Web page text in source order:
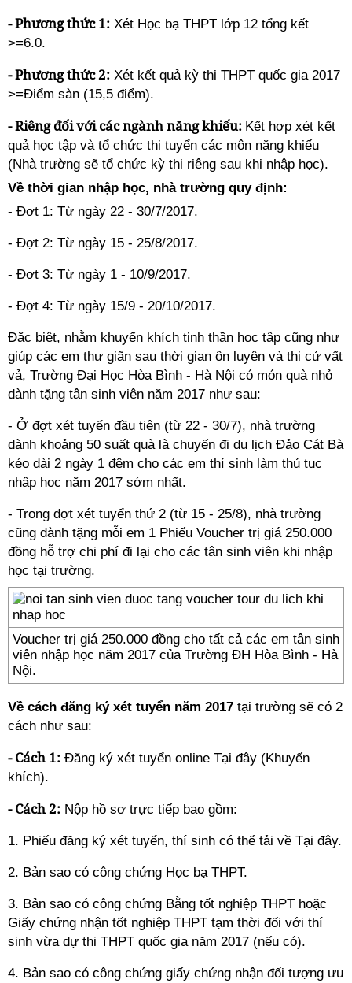
- Phương thức 1: Xét Học bạ THPT lớp 12 tổng kết
>=6.0.
- Phương thức 2: Xét kết quả kỳ thi THPT quốc gia 2017
>=Điểm sàn (15,5 điểm).
- Riêng đối với các ngành năng khiếu: Kết hợp xét kết
quả học tập và tổ chức thi tuyển các môn năng khiếu
(Nhà trường sẽ tổ chức kỳ thi riêng sau khi nhập học).
Về thời gian nhập học, nhà trường quy định:
- Đợt 1: Từ ngày 22 - 30/7/2017.
- Đợt 2: Từ ngày 15 - 25/8/2017.
- Đợt 3: Từ ngày 1 - 10/9/2017.
- Đợt 4: Từ ngày 15/9 - 20/10/2017.
Đặc biệt, nhằm khuyến khích tinh thần học tập cũng như
giúp các em thư giãn sau thời gian ôn luyện và thi cử vất
vả, Trường Đại Học Hòa Bình - Hà Nội có món quà nhỏ
dành tặng tân sinh viên năm 2017 như sau:
- Ở đợt xét tuyển đầu tiên (từ 22 - 30/7), nhà trường
dành khoảng 50 suất quà là chuyến đi du lịch Đảo Cát Bà
kéo dài 2 ngày 1 đêm cho các em thí sinh làm thủ tục
nhập học năm 2017 sớm nhất.
- Trong đợt xét tuyển thứ 2 (từ 15 - 25/8), nhà trường
cũng dành tặng mỗi em 1 Phiếu Voucher trị giá 250.000
đồng hỗ trợ chi phí đi lại cho các tân sinh viên khi nhập
học tại trường.
Voucher trị giá 250.000 đồng cho tất cả các em tân sinh
viên nhập học năm 2017 của Trường ĐH Hòa Bình - Hà
Nội.
Về cách đăng ký xét tuyển năm 2017 tại trường sẽ có 2
cách như sau:
- Cách 1: Đăng ký xét tuyển online Tại đây (Khuyến
khích).
- Cách 2: Nộp hồ sơ trực tiếp bao gồm:
1. Phiếu đăng ký xét tuyển, thí sinh có thể tải về Tại đây.
2. Bản sao có công chứng Học bạ THPT.
3. Bản sao có công chứng Bằng tốt nghiệp THPT hoặc
Giấy chứng nhận tốt nghiệp THPT tạm thời đối với thí
sinh vừa dự thi THPT quốc gia năm 2017 (nếu có).
4. Bản sao có công chứng giấy chứng nhận đối tượng ưu